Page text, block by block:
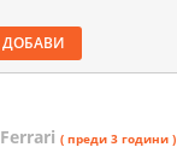
ДОБАВИ
Ferrari ( преди 3 години )